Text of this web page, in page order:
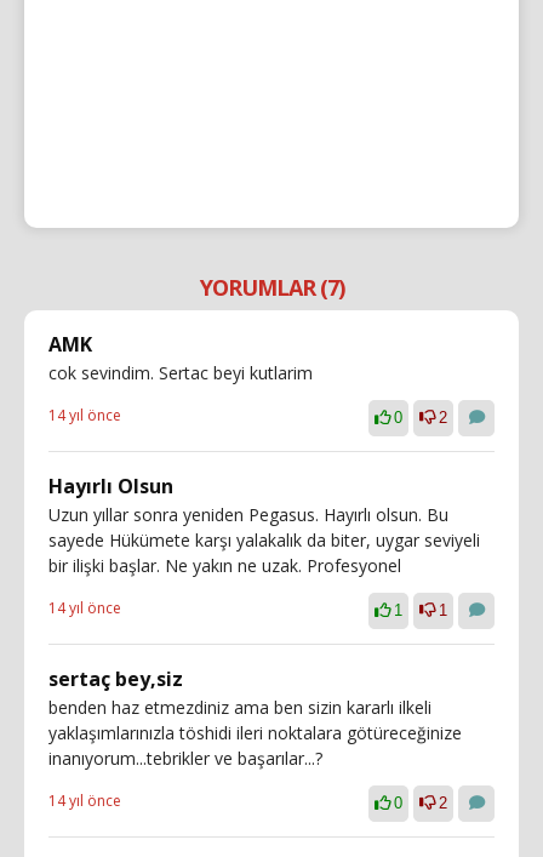
YORUMLAR (7)
AMK
cok sevindim. Sertac beyi kutlarim
14 yıl önce 0 2
Hayırlı Olsun
Uzun yıllar sonra yeniden Pegasus. Hayırlı olsun. Bu
sayede Hükümete karşı yalakalık da biter, uygar seviyeli
bir ilişki başlar. Ne yakın ne uzak. Profesyonel
14 yıl önce 1 1
sertaç bey,siz
benden haz etmezdiniz ama ben sizin kararlı ilkeli
yaklaşımlarınızla töshidi ileri noktalara götüreceğinize
inanıyorum...tebrikler ve başarılar...?
14 yıl önce 0 2